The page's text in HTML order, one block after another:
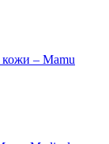
кожи – Mamu